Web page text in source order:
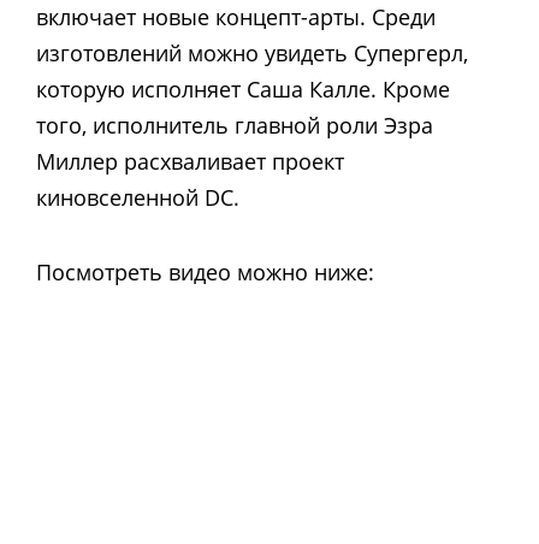
включает новые концепт-арты. Среди
изготовлений можно увидеть Супергерл,
которую исполняет Саша Калле. Кроме
того, исполнитель главной роли Эзра
Миллер расхваливает проект
киновселенной DC.
Посмотреть видео можно ниже: